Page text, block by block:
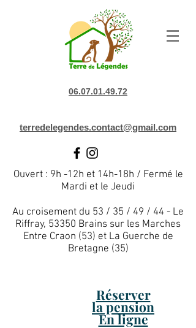
06.07.01.49.72
terredelegendes.contact@gmail.com
Ouvert : 9h -12h et 14h-18h / Fermé le
Mardi et le Jeudi
Au croisement du 53 / 35 / 49 / 44 - Le
Riffray, 53350 Brains sur les Marches
Entre Craon (53) et La Guerche de
Bretagne (35)
Réserver
la pension
En ligne